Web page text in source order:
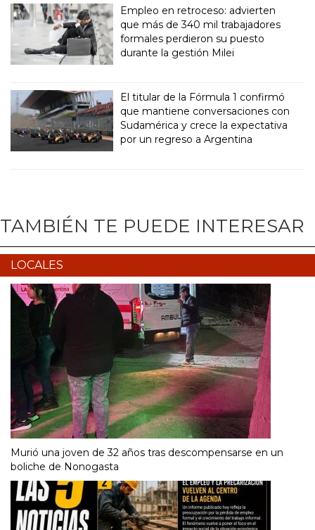
Empleo en retroceso: advierten
que más de 340 mil trabajadores
formales perdieron su puesto
durante la gestión Milei
El titular de la Fórmula 1 confirmó
que mantiene conversaciones con
Sudamérica y crece la expectativa
por un regreso a Argentina
TAMBIÉN TE PUEDE INTERESAR
LOCALES
Murió una joven de 32 años tras descompensarse en un
boliche de Nonogasta